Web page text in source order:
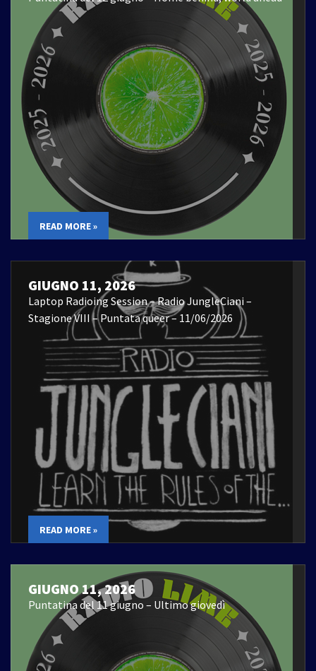
READ MORE »
GIUGNO 11, 2026
Laptop Radioing Session – Radio JungleCiani –
Stagione VIII – Puntata queer – 11/06/2026
READ MORE »
GIUGNO 11, 2026
Puntatina del 11 giugno – Ultimo giovedì